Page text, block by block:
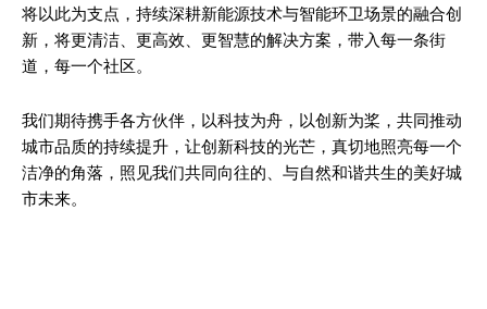
将以此为支点，持续深耕新能源技术与智能环卫场景的融合创
新，将更清洁、更高效、更智慧的解决方案，带入每一条街
道，每一个社区。
我们期待携手各方伙伴，以科技为舟，以创新为桨，共同推动
城市品质的持续提升，让创新科技的光芒，真切地照亮每一个
洁净的角落，照见我们共同向往的、与自然和谐共生的美好城
市未来。